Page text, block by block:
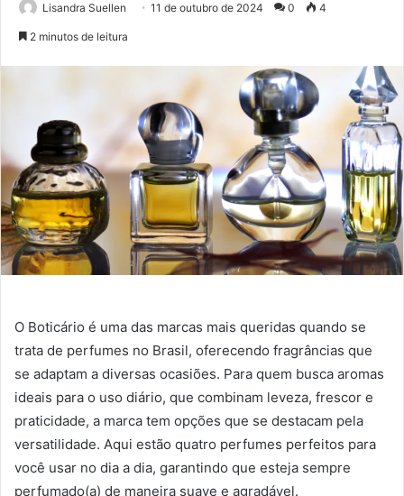
Lisandra Suellen 11 de outubro de 2024 0 4
2 minutos de leitura
O Boticário é uma das marcas mais queridas quando se
trata de perfumes no Brasil, oferecendo fragrâncias que
se adaptam a diversas ocasiões. Para quem busca aromas
ideais para o uso diário, que combinam leveza, frescor e
praticidade, a marca tem opções que se destacam pela
versatilidade. Aqui estão quatro perfumes perfeitos para
você usar no dia a dia, garantindo que esteja sempre
perfumado(a) de maneira suave e agradável.